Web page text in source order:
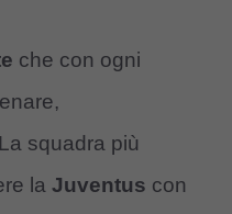
che con ogni
squadra più
la Juventus con